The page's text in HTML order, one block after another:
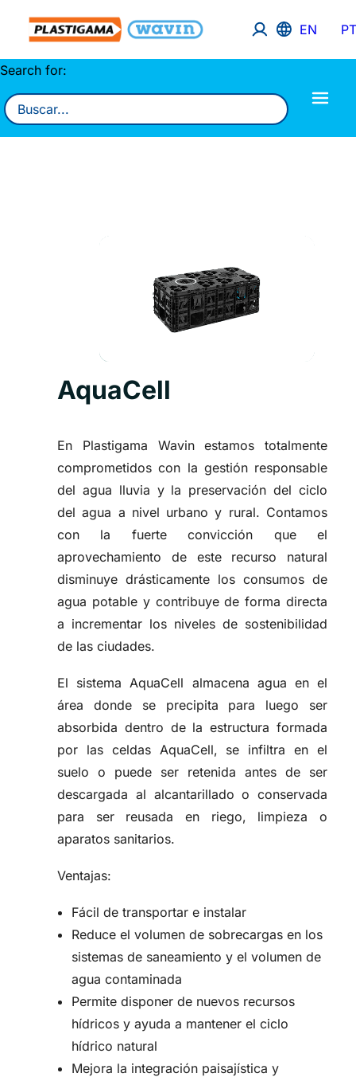
EN
Search for:
AquaCell
En Plastigama Wavin estamos totalmente
comprometidos con la gestión responsable
del agua lluvia y la preservación del ciclo
del agua a nivel urbano y rural. Contamos
con la fuerte convicción que el
aprovechamiento de este recurso natural
disminuye drásticamente los consumos de
agua potable y contribuye de forma directa
a incrementar los niveles de sostenibilidad
de las ciudades.
El sistema AquaCell almacena agua en el
área donde se precipita para luego ser
absorbida dentro de la estructura formada
por las celdas AquaCell, se infiltra en el
suelo o puede ser retenida antes de ser
descargada al alcantarillado o conservada
para ser reusada en riego, limpieza o
aparatos sanitarios.
Ventajas:
Fácil de transportar e instalar
Reduce el volumen de sobrecargas en los
sistemas de saneamiento y el volumen de
agua contaminada
Permite disponer de nuevos recursos
hídricos y ayuda a mantener el ciclo
hídrico natural
Mejora la integración paisajística y